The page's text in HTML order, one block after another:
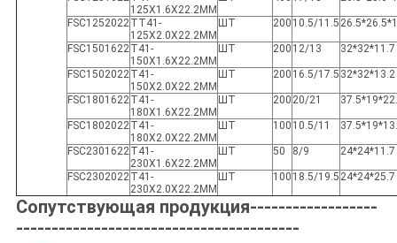
125X1.6X22.2MM
FSC1252022TT41-
125X2.0X22.2MM
ШТ 200 10.5/11.5
FSC1501622T41-
150X1.6X22.2MM
ШТ 200 12/13 32*32*11.7
FSC1502022T41-
150X2.0X22.2MM
ШТ 200 16.5/17.5 32*32*13.2
FSC1801622T41-
180X1.6X22.2MM
ШТ 200 20/21
FSC1802022T41-
180X2.0X22.2MM
ШТ 100 10.5/11
FSC2301622T41-
230X1.6X22.2MM
ШТ 50 8/9 24*24*11.7
FSC2302022T41-
230X2.0X22.2MM
ШТ 100 18.5/19.5 24*24*25.7
Сопутствующая продукция------------------
----------------------------------------